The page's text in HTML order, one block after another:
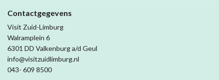
Contactgegevens
Visit Zuid-Limburg
Walramplein 6
6301 DD Valkenburg a/d Geul
info@visitzuidlimburg.nl
043- 609 8500